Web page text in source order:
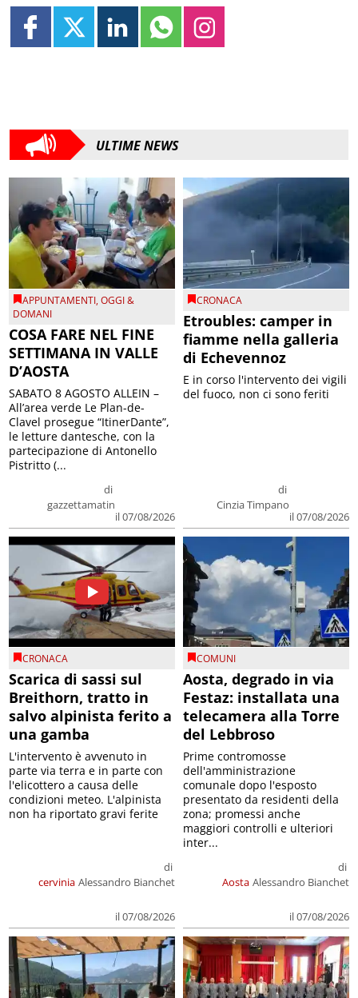
ULTIME NEWS
APPUNTAMENTI,OGGI &
DOMANI
COSA FARE NEL FINE
SETTIMANA IN VALLE
D’AOSTA
di
gazzettamatin
il 07/08/2026
SABATO 8 AGOSTO ALLEIN –
All’area verde Le Plan-de-
Clavel prosegue “ItinerDante”,
le letture dantesche, con la
partecipazione di Antonello
Pistritto (...
CRONACA
Etroubles: camper in
fiamme nella galleria
di Echevennoz
di
Cinzia Timpano
il 07/08/2026
E in corso l'intervento dei vigili
del fuoco, non ci sono feriti
CRONACA
Scarica di sassi sul
Breithorn, tratto in
salvo alpinista ferito a
una gamba
cervinia
di
Alessandro Bianchet
il 07/08/2026
L'intervento è avvenuto in
parte via terra e in parte con
l'elicottero a causa delle
condizioni meteo. L'alpinista
non ha riportato gravi ferite
COMUNI
Aosta, degrado in via
Festaz: installata una
telecamera alla Torre
del Lebbroso
Aosta
di
Alessandro Bianchet
il 07/08/2026
Prime contromosse
dell'amministrazione
comunale dopo l'esposto
presentato da residenti della
zona; promessi anche
maggiori controlli e ulteriori
inter...